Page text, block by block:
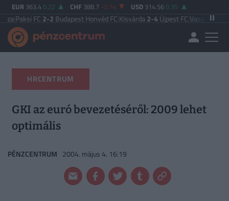
EUR 363.4 0.22 CHF 388.7 -0.14 USD 314.56 0.35
FC2-2Budapest Honvéd FC|Kisvárda2-4Újpest FC| Vasas FC 5-0
HRCENTRUM
GKI az euró bevezetéséről: 2009 lehet
optimális
PÉNZCENTRUM 2004. május 4. 16:19